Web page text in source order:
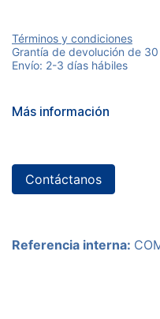
Términos y condiciones
Grantía de devolución de
Envío: 2-3 días hábiles
Más información
Contáctanos
Referencia interna: